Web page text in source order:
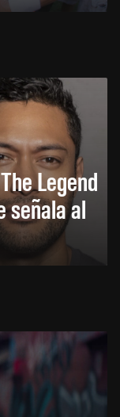
Legend
señala al